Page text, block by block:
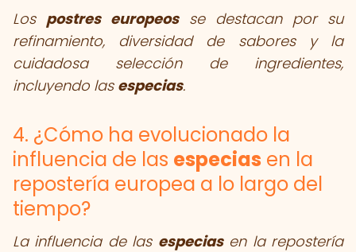
Los postres europeosse destacan por su
refinamiento, diversidad de sabores y la
cuidadosa selección de ingredientes,
incluyendo las especias.
4. ¿Cómo ha evolucionado la
influencia de las especias en la
repostería europea a lo largo del
tiempo?
La influencia de las especiasen la repostería